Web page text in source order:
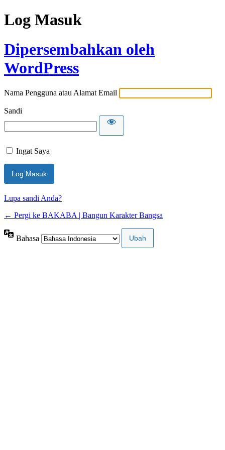
Log Masuk
Dipersembahkan oleh
WordPress
Nama Pengguna atau Alamat Email
Sandi
Ingat Saya
Lupa sandi Anda?
← Pergi ke BAKABA | Bangun Karakter Bangsa
Bahasa